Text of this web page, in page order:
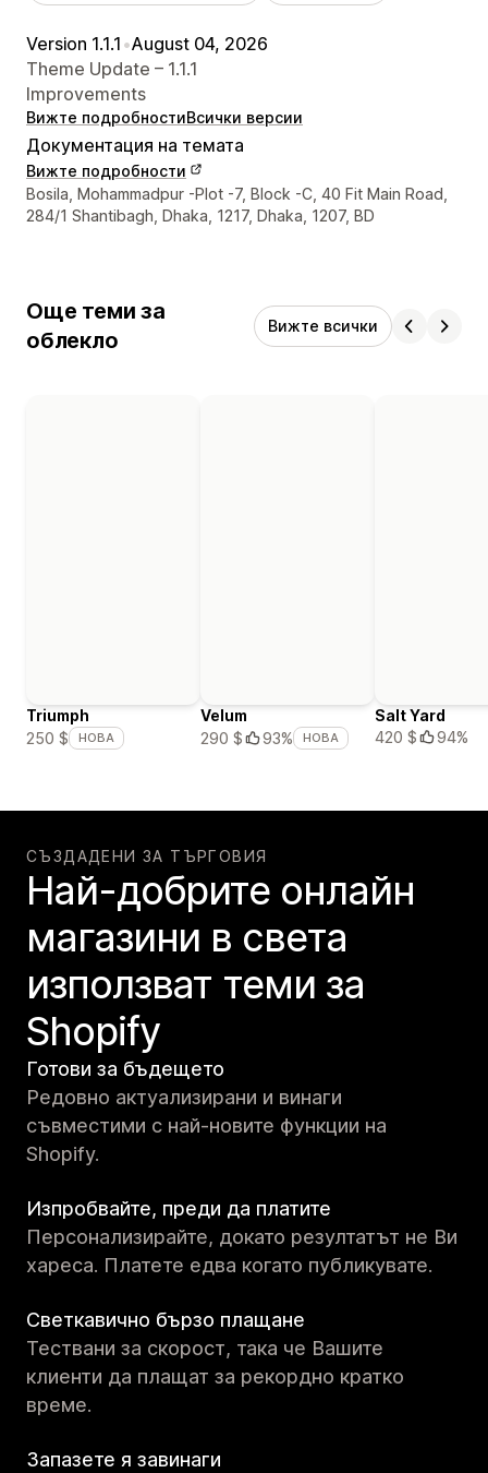
Version 1.1.1 •August 04, 2026
Theme Update – 1.1.1
Improvements
Вижте подробностиВсички версии
Документация на темата
Вижте подробности
Данни за връзка с дизайнера
Bosila, Mohammadpur -Plot -7, Block -C, 40 Fit Main Road,
284/1 Shantibagh, Dhaka, 1217, Dhaka, 1207, BD
Още теми за
облекло
Вижте всички
Triumph
250 $
НОВА
Velum
290 $
93% НОВА
Salt Yard
420 $
94%
СЪЗДАДЕНИ ЗА ТЪРГОВИЯ
Най-добрите онлайн
магазини в света
използват теми за
Shopify
Готови за бъдещето
Редовно актуализирани и винаги
съвместими с най-новите функции на
Shopify.
Изпробвайте, преди да платите
Персонализирайте, докато резултатът не Ви
хареса. Платете едва когато публикувате.
Светкавично бързо плащане
Тествани за скорост, така че Вашите
клиенти да плащат за рекордно кратко
време.
Запазете я завинаги